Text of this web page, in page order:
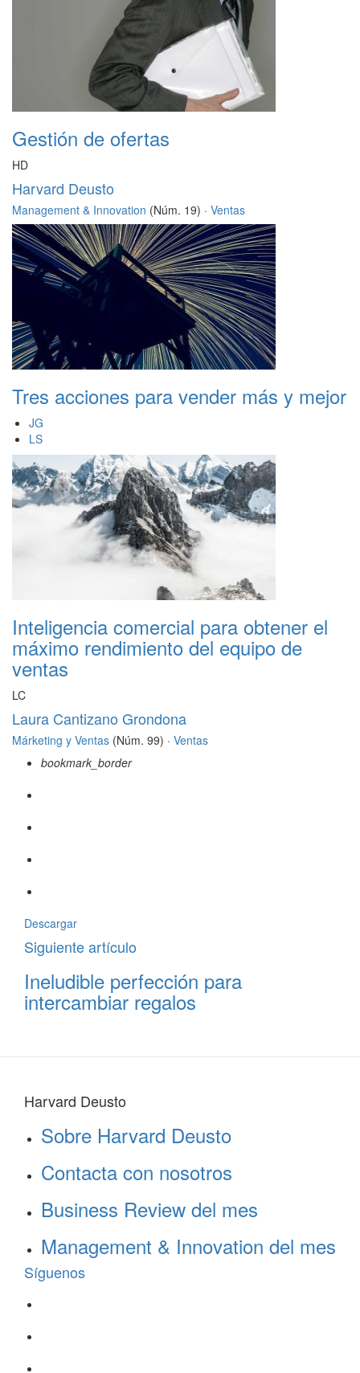
Gestión de ofertas
HD
Harvard Deusto
Management & Innovation (Núm. 19) · Ventas
Tres acciones para vender más y mejor
JG
LS
Inteligencia comercial para obtener el
máximo rendimiento del equipo de
ventas
LC
Laura Cantizano Grondona
Márketing y Ventas (Núm. 99) · Ventas
bookmark_border
Descargar
Siguiente artículo
Ineludible perfección para
intercambiar regalos
Harvard Deusto
Sobre Harvard Deusto
Contacta con nosotros
Business Review del mes
Management & Innovation del mes
Síguenos